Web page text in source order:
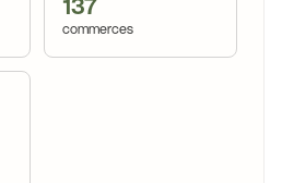
137
commerces